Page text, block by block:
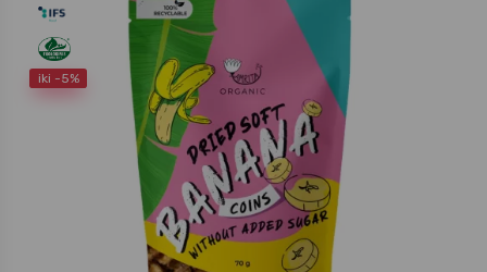
iki -5%